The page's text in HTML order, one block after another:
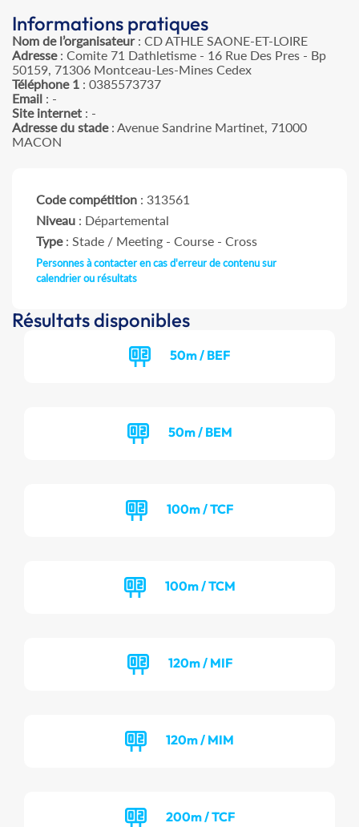
Informations pratiques
Nom de l’organisateur: CD ATHLE SAONE-ET-LOIRE
Adresse: Comite 71 Dathletisme - 16 Rue Des Pres - Bp
50159, 71306 Montceau-Les-Mines Cedex
Téléphone 1 : 0385573737
Email : -
Site internet : -
Adresse du stade: Avenue Sandrine Martinet, 71000
MACON
Code compétition : 313561
Niveau : Départemental
Type: Stade / Meeting - Course - Cross
Personnes à contacter en cas d'erreur de contenu sur
calendrier ou résultats
Résultats disponibles
50m / BEF
50m / BEM
100m / TCF
100m / TCM
120m / MIF
120m / MIM
200m / TCF